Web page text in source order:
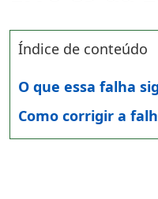
Índice de conteúdo
O que essa falha
Como corrigir a